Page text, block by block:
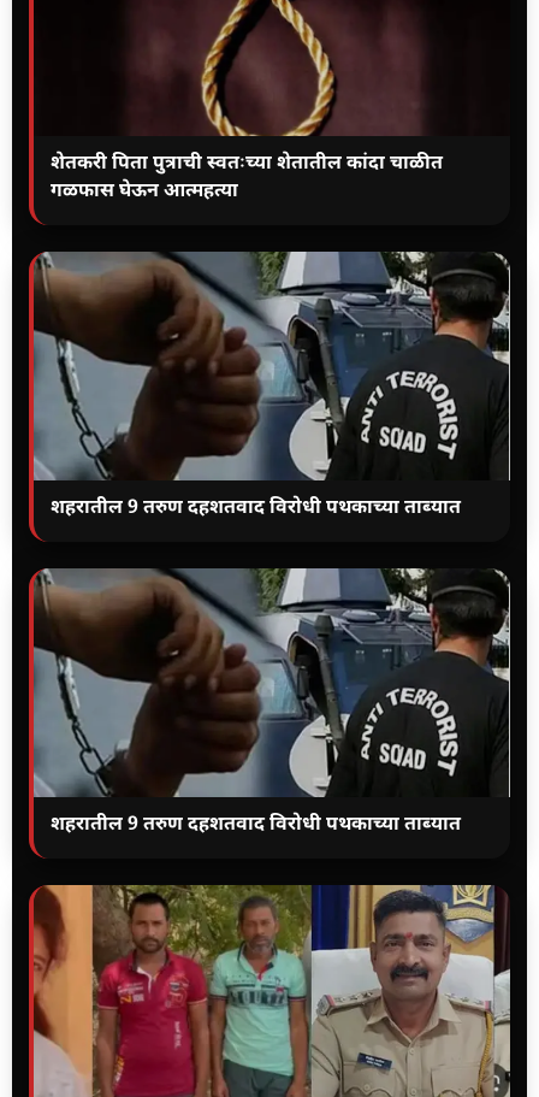
शेतकरी पिता पुत्राची स्वतःच्या शेतातील कांदा चाळीत
गळफास घेऊन आत्महत्या
शहरातील 9 तरुण दहशतवाद विरोधी पथकाच्या ताब्यात
शहरातील 9 तरुण दहशतवाद विरोधी पथकाच्या ताब्यात